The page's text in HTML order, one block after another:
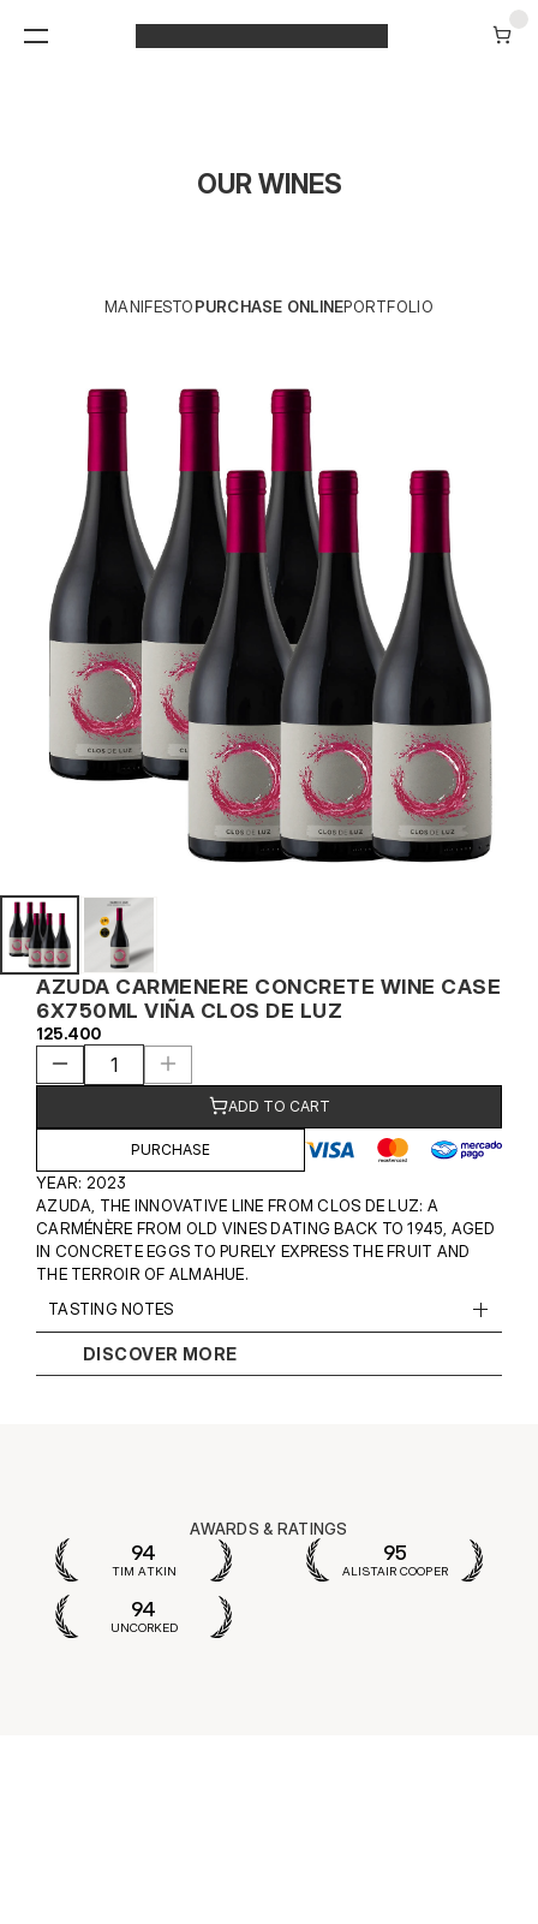
OUR WINES
MANIFESTOPURCHASE ONLINEPORTFOLIO
AZUDA CARMENERE CONCRETE WINE CASE
6X750ML VIÑA CLOS DE LUZ
125.400
ADD TO CART
PURCHASE
YEAR: 2023
AZUDA, THE INNOVATIVE LINE FROM CLOS DE LUZ: A
CARMÉNÈRE FROM OLD VINES DATING BACK TO 1945, AGED
IN CONCRETE EGGS TO PURELY EXPRESS THE FRUIT AND
THE TERROIR OF ALMAHUE.
TASTING NOTES
DISCOVER MORE
AWARDS & RATINGS
94
TIM ATKIN
95
ALISTAIR COOPER
94
UNCORKED